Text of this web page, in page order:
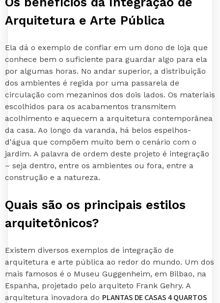
Arquitetura e Arte Pública
Ela dá o exemplo de confiar em um dono de loja que
conhece bem o suficiente para guardar algo para ela
por algumas horas. No andar superior, a distribuição
dos ambientes é regida por uma passarela de
circulação com mezaninos dos dois lados. Os materiais
escolhidos para os acabamentos transmitem
acolhimento e aquecem a arquitetura contemporânea
da casa. Ao longo da varanda, há belos espelhos-
d'água que compõem muito bem o cenário com o
jardim. A palavra de ordem deste projeto é integração
– seja dentro, entre os ambientes ou fora, entre a
construção e a natureza.
Quais são os principais estilos
arquitetônicos?
Existem diversos exemplos de integração de
arquitetura e arte pública ao redor do mundo. Um dos
mais famosos é o Museu Guggenheim, em Bilbao, na
Espanha, projetado pelo arquiteto Frank Gehry. A
arquitetura inovadora do PLANTAS DE CASAS 4 QUARTOS